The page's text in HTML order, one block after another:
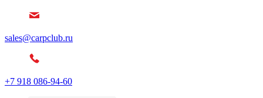
sales@carpclub.ru
+7 918 086-94-60